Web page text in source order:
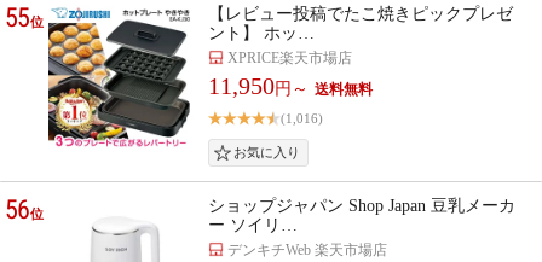
55位
【レビュー投稿でたこ焼きピックプレゼ
ント】 ホッ…
XPRICE楽天市場店
11,950円～
(1,016)
56位
ショップジャパン Shop Japan 豆乳メーカ
ー ソイリ…
デンキチWeb 楽天市場店